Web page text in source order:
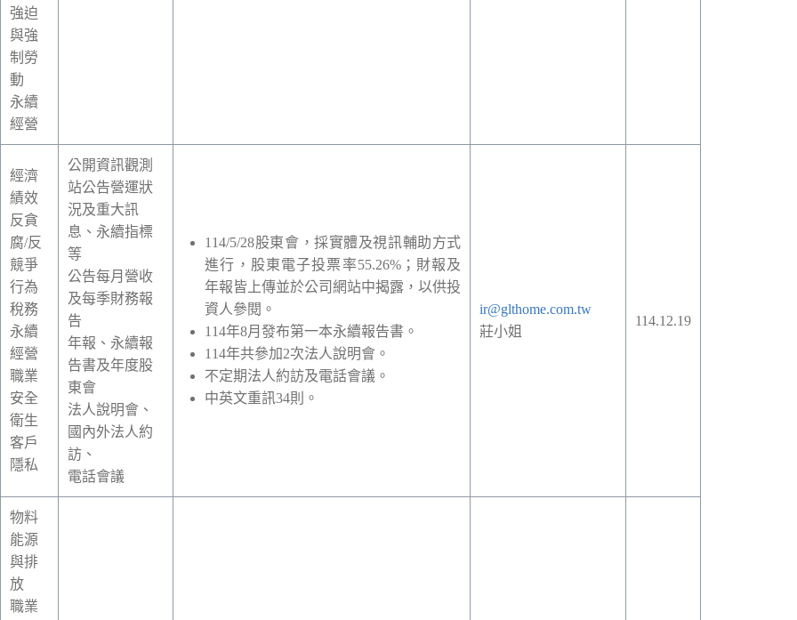
強迫
與強
制勞
動
永續
經營
經濟
績效
反貪
腐/反
競爭
行為
稅務
永續
經營
職業
安全
衛生
客戶
隱私
公開資訊觀測
站公告營運狀
況及重大訊
息、永續指標
等
公告每月營收
及每季財務報
告
年報、永續報
告書及年度股
東會
法人說明會、
國內外法人約
訪、
電話會議
114/5/28股東會，採實體及視訊輔助方式
進行，股東電子投票率55.26%；財報及
年報皆上傳並於公司網站中揭露，以供投
資人參閱。
114年8月發布第一本永續報告書。
114年共參加2次法人說明會。
不定期法人約訪及電話會議。
中英文重訊34則。
ir@glthome.com.tw
莊小姐
114.12.19
物料
能源
與排
放
職業